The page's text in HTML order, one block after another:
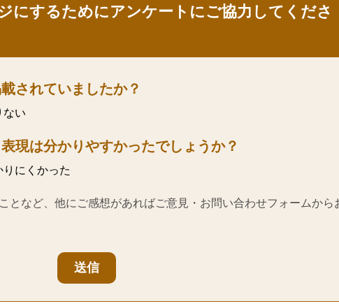
にするためにアンケートにご協力してくださ
されていましたか？
ない
現は分かりやすかったでしょうか？
りにくかった
となど、他にご感想があればご意見・お問い合わせフォームから
送信